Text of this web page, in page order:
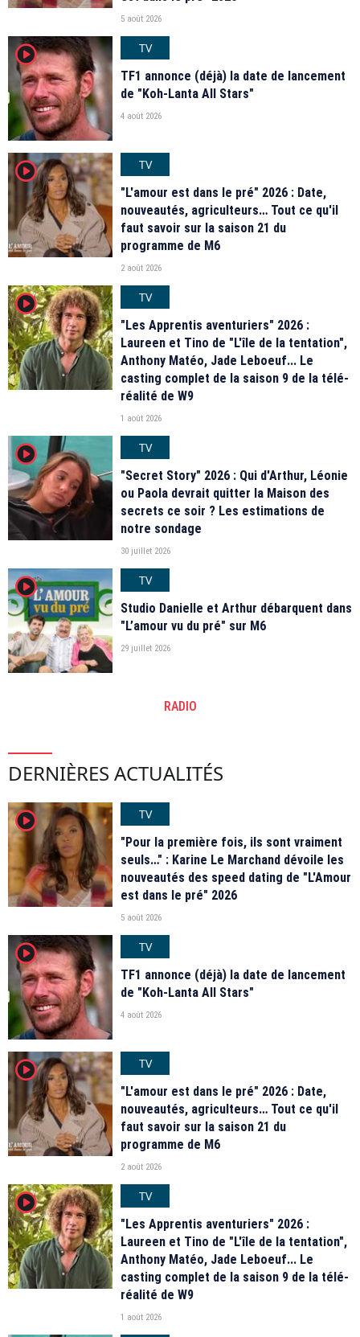
5 août 2026
player2
TV
TF1 annonce (déjà) la date de lancement
de "Koh-Lanta All Stars"
4 août 2026
player2
TV
"L'amour est dans le pré" 2026 : Date,
nouveautés, agriculteurs… Tout ce qu'il
faut savoir sur la saison 21 du
programme de M6
2 août 2026
player2
TV
"Les Apprentis aventuriers" 2026 :
Laureen et Tino de "L'île de la tentation",
Anthony Matéo, Jade Leboeuf... Le
casting complet de la saison 9 de la télé-
réalité de W9
1 août 2026
player2
TV
"Secret Story" 2026 : Qui d'Arthur, Léonie
ou Paola devrait quitter la Maison des
secrets ce soir ? Les estimations de
notre sondage
30 juillet 2026
player2
TV
Studio Danielle et Arthur débarquent dans
"L’amour vu du pré" sur M6
29 juillet 2026
RADIO
DERNIÈRES ACTUALITÉS
player2
TV
"Pour la première fois, ils sont vraiment
seuls…" : Karine Le Marchand dévoile les
nouveautés des speed dating de "L'Amour
est dans le pré" 2026
5 août 2026
player2
TV
TF1 annonce (déjà) la date de lancement
de "Koh-Lanta All Stars"
4 août 2026
player2
TV
"L'amour est dans le pré" 2026 : Date,
nouveautés, agriculteurs… Tout ce qu'il
faut savoir sur la saison 21 du
programme de M6
2 août 2026
player2
TV
"Les Apprentis aventuriers" 2026 :
Laureen et Tino de "L'île de la tentation",
Anthony Matéo, Jade Leboeuf... Le
casting complet de la saison 9 de la télé-
réalité de W9
1 août 2026